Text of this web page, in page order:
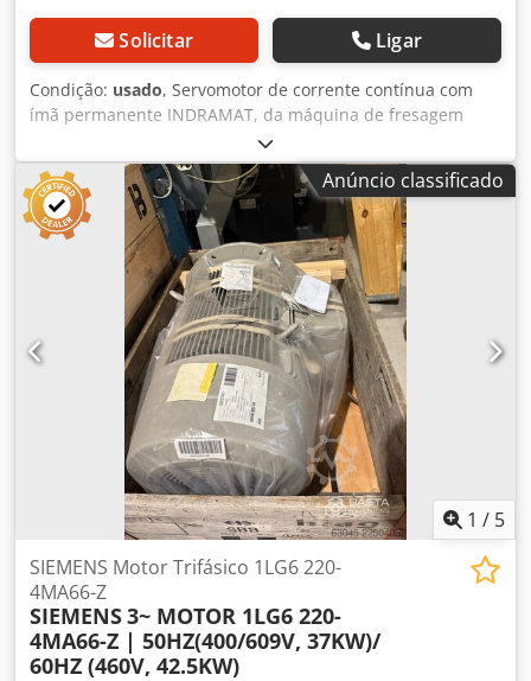
Solicitar Ligar
Condição: usado, Servomotor de corrente contínua com
ímã permanente INDRAMAT, da máquina de fresagem
MAHO Tipo: MDC 10.10H / MMA-0 (MDC10.10H/MMA-0)
Número de série: 12423 Número de componente: 230837
K-M = 0,30 Nm/A Ief = 11 A Imax. = 75 A Umax. = 170 V n
max = Velocidade máxima = 3000 rpm Tacómetro: 0,317 Vs
/ rad Diâmetro do eixo: 22 mm Dcjdpoznn H Esfx Actsk
Comprimento do eixo: aprox. 21 mm (extensão do eixo a
partir da borda de centralização) Diâmetro de
centralização: 70 mm, altura de construção de 7 mm
Diâmetro do círculo de furos: 92 mm, 4 parafusos de
fixação M8 Comprimento total: 270 mm (sem o eixo)
Diâmetro da carcaça: 133 mm Peso próprio: aprox. 20 kg
Em bom estado.
Anúncio classificado
1 / 5
SIEMENS Motor Trifásico 1LG6 220-
4MA66-Z
SIEMENS3~ MOTOR 1LG6 220-
4MA66-Z | 50HZ(400/609V, 37KW)/
60HZ (460V, 42.5KW)